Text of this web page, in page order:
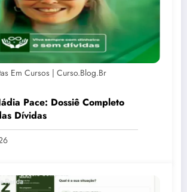
Em Cursos | Curso.blog.br
Pace: Dossiê Completo
Dívidas